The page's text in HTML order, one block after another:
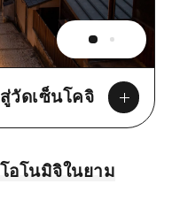
วัดเซ็นโคจิ
อโนมิจิในยาม